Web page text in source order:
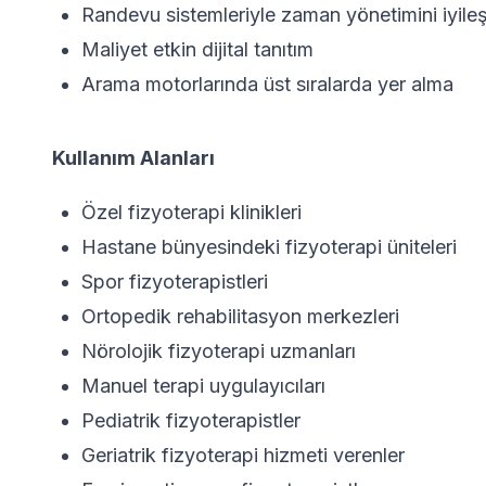
Randevu sistemleriyle zaman yönetimini
Maliyet etkin dijital tanıtım
Arama motorlarında üst sıralarda yer alma
Kullanım Alanları
Özel fizyoterapi klinikleri
Hastane bünyesindeki fizyoterapi üniteleri
Spor fizyoterapistleri
Ortopedik rehabilitasyon merkezleri
Nörolojik fizyoterapi uzmanları
Manuel terapi uygulayıcıları
Pediatrik fizyoterapistler
Geriatrik fizyoterapi hizmeti verenler